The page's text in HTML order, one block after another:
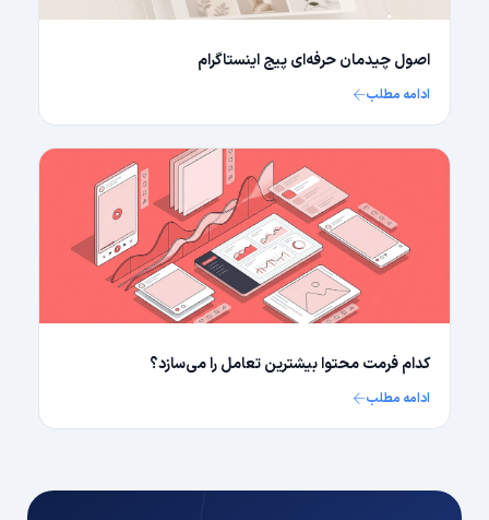
اصول چیدمان حرفه‌ای پیج اینستاگرام
ادامه مطلب
کدام فرمت محتوا بیشترین تعامل را می‌سازد؟
ادامه مطلب